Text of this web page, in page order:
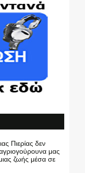
Πιερίας δεν
μας
ζωής μέσα σε